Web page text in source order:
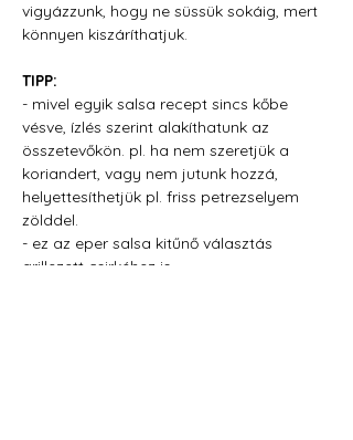
vigyázzunk, hogy ne süssük sokáig, mert
könnyen kiszáríthatjuk.
TIPP:
- mivel egyik salsa recept sincs kőbe
vésve, ízlés szerint alakíthatunk az
összetevőkön. pl. ha nem szeretjük a
koriandert, vagy nem jutunk hozzá,
helyettesíthetjük pl. friss petrezselyem
zölddel.
- ez az eper salsa kitűnő választás
grillezett csirkéhez is.